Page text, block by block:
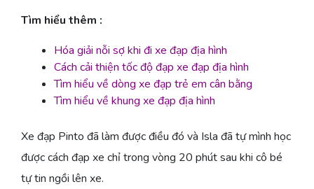
Tìm hiểu thêm :
Hóa giải nỗi sợ khi đi xe đạp địa hình
Cách cải thiện tốc độ đạp xe đạp địa hình
Tìm hiểu về dòng xe đạp trẻ em cân bằng
Tìm hiểu về khung xe đạp địa hình
Xe đạp Pinto đã làm được điều đó và Isla đã tự mình học
được cách đạp xe chỉ trong vòng 20 phút sau khi cô bé
tự tin ngồi lên xe.